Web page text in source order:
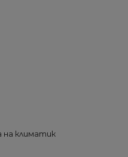
на климатик